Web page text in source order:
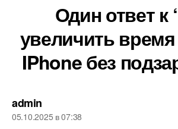
Один ответ к
увеличить
IPhone без
adminпишет:
05.10.2025 в 07:38